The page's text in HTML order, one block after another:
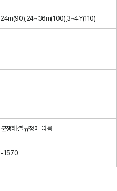
쟁해결 규정에 따름
1570